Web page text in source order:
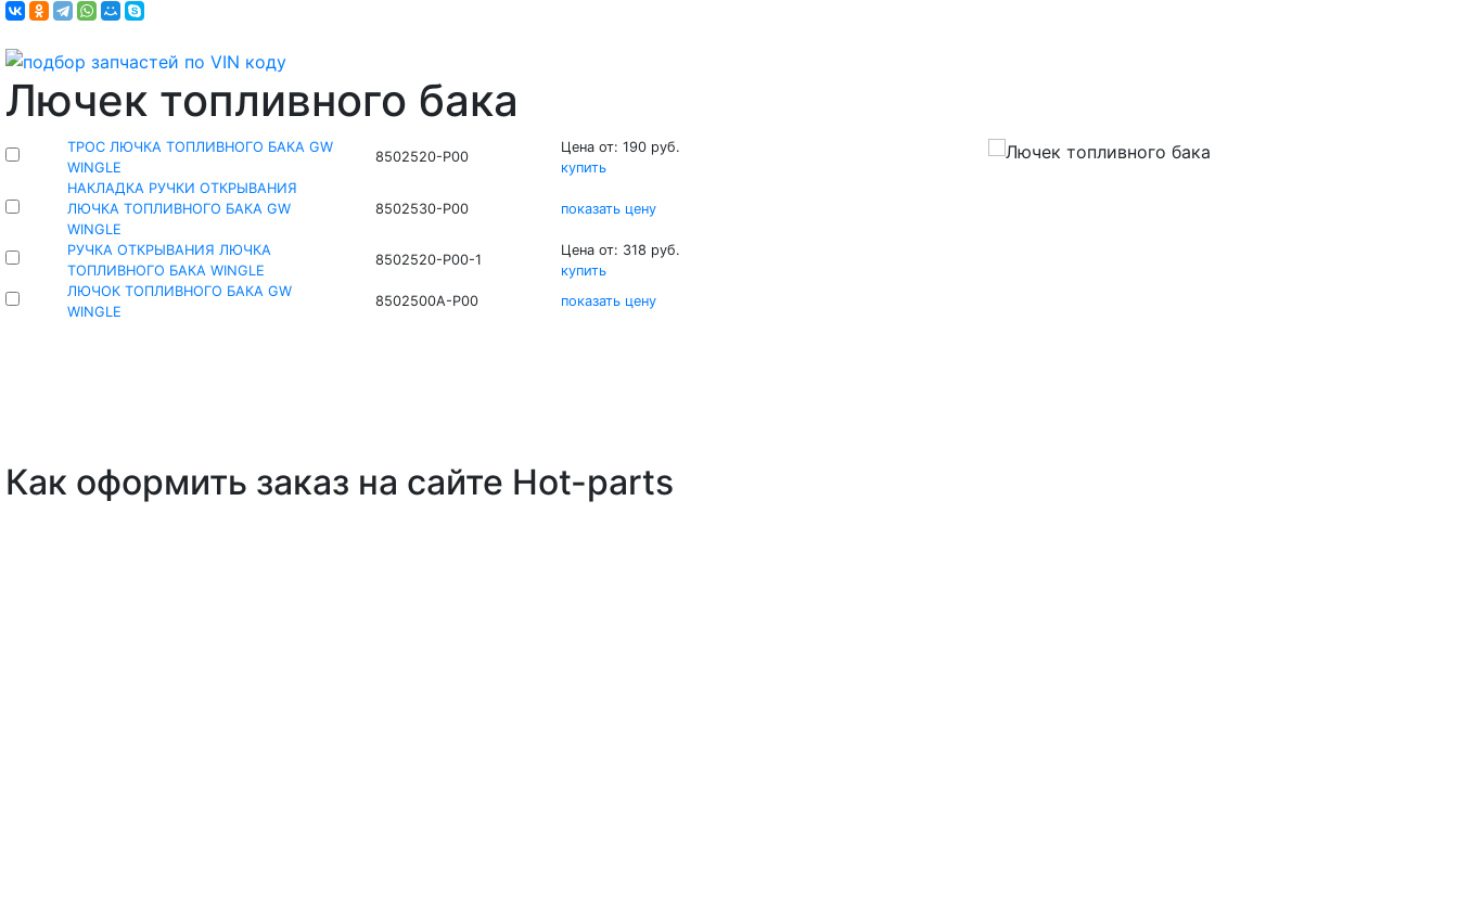
Лючек топливного бака
ТРОС ЛЮЧКА ТОПЛИВНОГО БАКА GW
WINGLE
8502520-P00
Цена от: 190 руб.
купить
НАКЛАДКА РУЧКИ ОТКРЫВАНИЯ
ЛЮЧКА ТОПЛИВНОГО БАКА GW
WINGLE
8502530-P00 показать цену
РУЧКА ОТКРЫВАНИЯ ЛЮЧКА
ТОПЛИВНОГО БАКА WINGLE
8502520-P00-1
Цена от: 318 руб.
купить
ЛЮЧОК ТОПЛИВНОГО БАКА GW
WINGLE
8502500A-P00 показать цену
Как оформить заказ на сайте Hot-parts